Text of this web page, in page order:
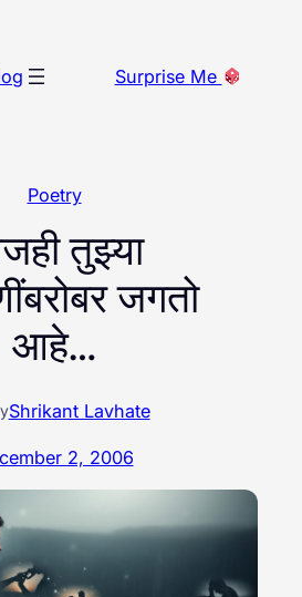
Surprise Me
Poetry
तुझ्या
जगतो
आहे…
Shrikant Lavhate
2, 2006